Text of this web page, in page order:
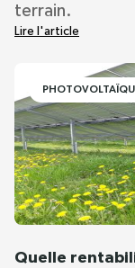
terrain.
Lire l'article
Quelle